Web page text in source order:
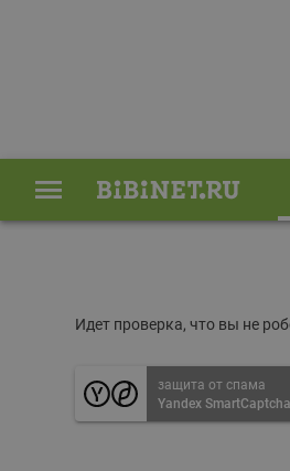
Идет проверка, что вы не
защита от спама
Yandex SmartCaptcha